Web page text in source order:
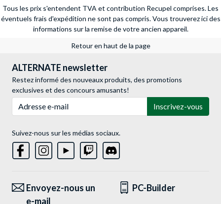
Tous les prix s'entendent TVA et contribution Recupel comprises. Les
éventuels frais d'expédition ne sont pas compris. Vous trouverez ici des
informations sur la remise de votre ancien appareil.
Retour en haut de la page
ALTERNATE newsletter
Restez informé des nouveaux produits, des promotions
exclusives et des concours amusants!
Inscrivez-vous
Suivez-nous sur les médias sociaux.
Envoyez-nous un
e-mail
PC-Builder